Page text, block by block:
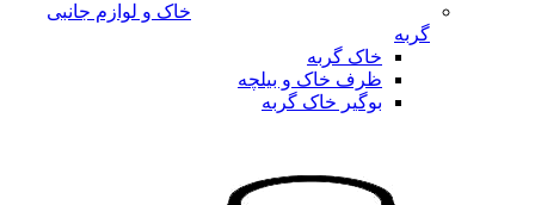
خاک و لوازم جانبی
گربه
خاک گربه
ظرف خاک و بیلچه
بوگیر خاک گربه